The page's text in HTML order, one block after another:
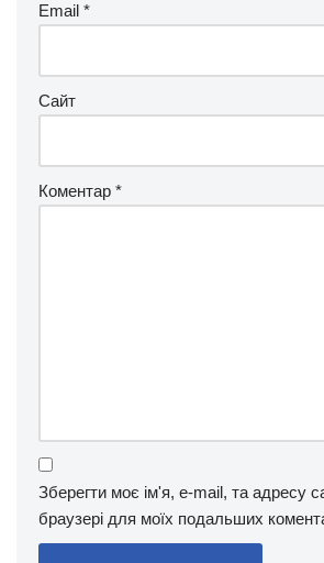
Email *
Сайт
Коментар *
Зберегти моє ім'я, e-mail, та адресу
браузері для моїх подальших